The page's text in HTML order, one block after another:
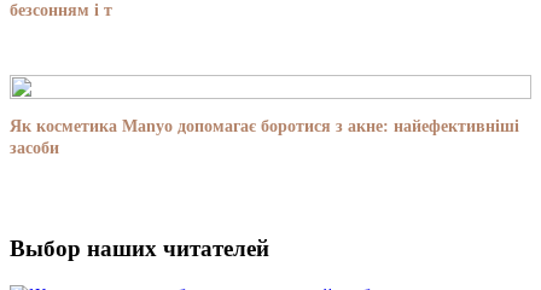
безсонням і т
Як косметика Manyo допомагає боротися з акне: найефективніші
засоби
Выбор наших читателей